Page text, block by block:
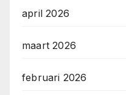
april 2026
maart 2026
februari 2026